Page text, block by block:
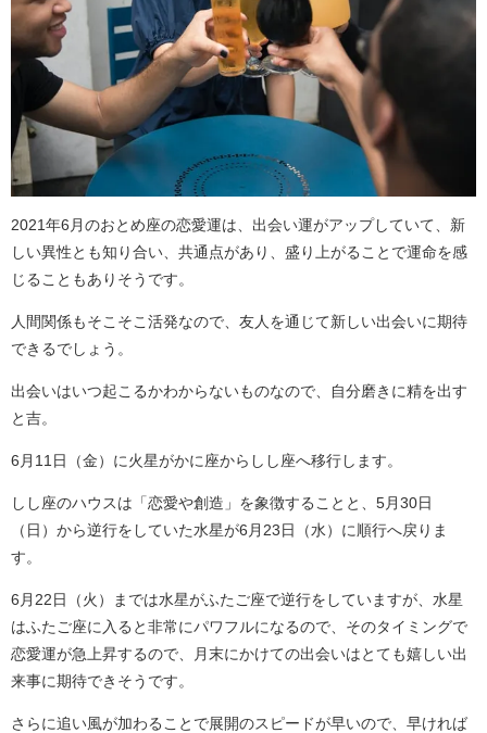
2021年6月のおとめ座の恋愛運は、出会い運がアップしていて、新
しい異性とも知り合い、共通点があり、盛り上がることで運命を感
じることもありそうです。
人間関係もそこそこ活発なので、友人を通じて新しい出会いに期待
できるでしょう。
出会いはいつ起こるかわからないものなので、自分磨きに精を出す
と吉。
6月11日（金）に火星がかに座からしし座へ移行します。
しし座のハウスは「恋愛や創造」を象徴することと、5月30日
（日）から逆行をしていた水星が6月23日（水）に順行へ戻りま
す。
6月22日（火）までは水星がふたご座で逆行をしていますが、水星
はふたご座に入ると非常にパワフルになるので、そのタイミングで
恋愛運が急上昇するので、月末にかけての出会いはとても嬉しい出
来事に期待できそうです。
さらに追い風が加わることで展開のスピードが早いので、早ければ